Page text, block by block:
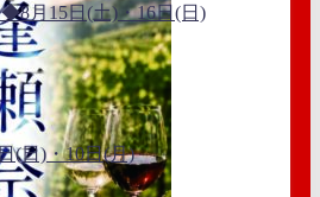
月15日(土)・16日(日)
(日)・10日(月)